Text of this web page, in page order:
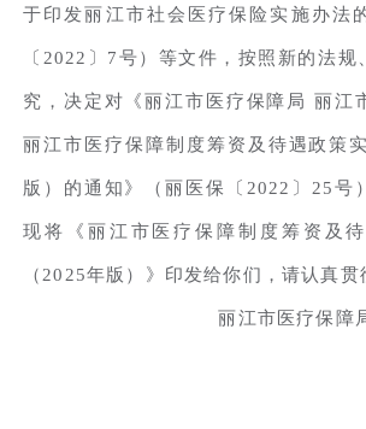
于印发丽江市社会医疗保险实施办法
〔2022〕7号）等文件，按照新的法
究，决定对《丽江市医疗保障局 丽江
丽江市医疗保障制度筹资及待遇政策
版）的通知》（丽医保〔2022〕25号
现将《丽江市医疗保障制度筹资及
（2025年版）》印发给你们，请认真贯
丽江市医疗保